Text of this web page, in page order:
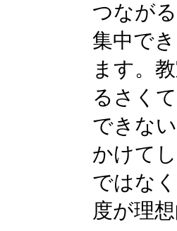
つなが
集中で
ます。
るさく
できな
かけて
ではな
度が理想